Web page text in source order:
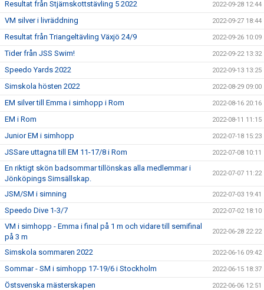
Resultat från Stjärnskottstävling 5 2022 2022-09-28 12:44
VM silver i livräddning 2022-09-27 18:44
Resultat från Triangeltävling Växjö 24/9 2022-09-26 10:09
Tider från JSS Swim! 2022-09-22 13:32
Speedo Yards 2022 2022-09-13 13:25
Simskola hösten 2022 2022-08-29 09:00
EM silver till Emma i simhopp i Rom 2022-08-16 20:16
EM i Rom 2022-08-11 11:15
Junior EM i simhopp 2022-07-18 15:23
JSSare uttagna till EM 11-17/8 i Rom 2022-07-08 10:11
En riktigt skön badsommar tillönskas alla medlemmar i
Jönköpings Simsällskap.
2022-07-07 11:22
JSM/SM i simning 2022-07-03 19:41
Speedo Dive 1-3/7 2022-07-02 18:10
VM i simhopp - Emma i final på 1 m och vidare till semifinal
på 3 m
2022-06-28 22:22
Simskola sommaren 2022 2022-06-16 09:42
Sommar - SM i simhopp 17-19/6 i Stockholm 2022-06-15 18:37
Östsvenska mästerskapen 2022-06-06 12:51